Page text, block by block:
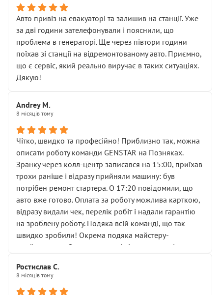
• що біля авто стояти вже не можна
• почали озвучувати купу додаткових робіт без
чіткого пояснення
( ну все зняли та доробили) дякую!
Окремий момент, який виглядає абсурдно:
мені заявили, що бачок гальмівної рідини потрібно
міняти разом із головним гальмівним циліндром у
Для людини, яка хоча б трохи розуміється на техніці,
це звучить як мінімум непрофесійно, а як максимум —
спроба продати дорогий вузол замість елементарних
ущільнювачів.
Що прикро — це не перший мій візит. Раніше міняв у
вас стартер, і тоді сервіс наче справив хороше
враження. Але згодом знайшов декілька гайок під
лобовим склом. Мені пояснили, що це “старі гайки, які
відкручували”, і попросили не хвилюватися. ( надіюсь
новий власник, не застяг в полі))
Але після нинішнього візиту такі дрібниці вже не
здаються дрібницями.
Я — клієнт, який працює на довірі, і саме її цей сервіс
Хотілося б більше:
• належної уваги до авто
• прозорості в роботах і рахунках
Авто привіз на евакуаторі та залишив на станції. Уже
за дві години зателефонували і пояснили, що
проблема в генераторі. Ще через півтори години
поїхав зі станції на відремонтованому авто. Приємно,
що є сервіс, який реально виручає в таких ситуаціях.
Дякую!
Andrey M.
8 місяців тому
Чітко, швидко та професійно! Приблизно так, можна
описати роботу команди GENSTAR на Позняках.
Зранку через колл-центр записався на 15:00, приїхав
трохи раніше і відразу прийняли машину: був
потрібен ремонт стартера. О 17:20 повідомили, що
авто вже готово. Оплата за роботу можлива карткою,
відразу видали чек, перелік робіт і надали гарантію
на зроблену роботу. Подяка всій команді, що так
швидко зробили! Окрема подяка майстеру-
приймальнику Олександру: всі чітко та по суті.
звертатися до цього автосервісу.
Ростислав С.
8 місяців тому